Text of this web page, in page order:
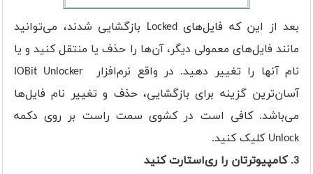
بعد از این که فایل‌های Locked بازگشایی شدند، می‌توانید
مانند فایل‌های معمولی دیگر، آن‌ها را حذف یا منتقل کنید و یا
نام آنها را تغییر دهید. در واقع نرم‌افزار IOBit Unlocker
آسان‌ترین گزینه برای بازگشایی، حذف و تغییر نام فایل‌ها
می‌باشد. کافی است در کشوی سمت راست بر روی دکمه
Unlock کلیک کنید.
3. کامپیوترتان را ری‌استارت کنید‌